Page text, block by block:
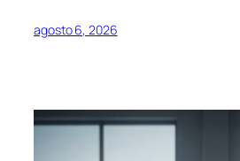
agosto 6, 2026